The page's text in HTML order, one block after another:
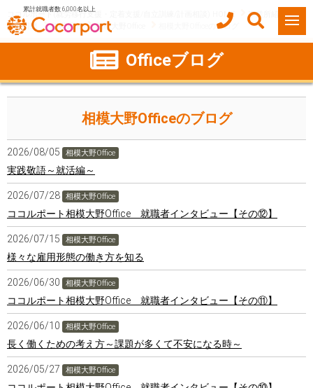
累計就職者数 6,000名以上
ココルポート(就労移行支援・定着支援/自立訓練/計画相談) HOME
事業所紹介
神奈川県
相模原市 相模大野Office 相模大野Officeのブログ
Officeブログ
相模大野Officeのブログ
2026/08/05 相模大野Office
実践敬語～就活編～
2026/07/28 相模大野Office
ココルポート相模大野Office 就職者インタビュー【その⑫】
2026/07/15 相模大野Office
様々な雇用形態の働き方を知る
2026/06/30 相模大野Office
ココルポート相模大野Office 就職者インタビュー【その⑪】
2026/06/10 相模大野Office
長く働くための考え方～課題が多くて不安になる時～
2026/05/27 相模大野Office